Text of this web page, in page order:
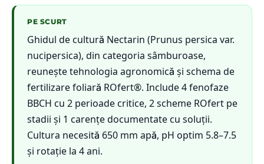
PE SCURT
Ghidul de cultură Nectarin (Prunus persica var.
nucipersica), din categoria sâmburoase,
reunește tehnologia agronomică și schema de
fertilizare foliară ROfert®. Include 4 fenofaze
BBCH cu 2 perioade critice, 2 scheme ROfert pe
stadii și 1 carențe documentate cu soluții.
Cultura necesită 650 mm apă, pH optim 5.8–7.5
și rotație la 4 ani.